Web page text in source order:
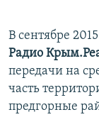
В сентябре
Радио
передачи на
часть
предгорные